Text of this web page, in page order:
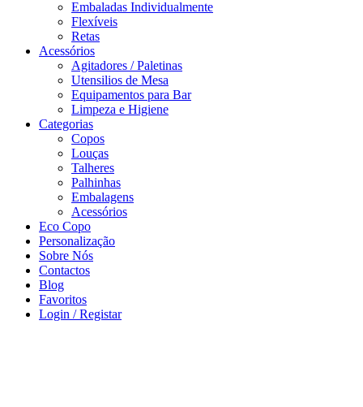
Embaladas Individualmente
Flexíveis
Retas
Acessórios
Agitadores / Paletinas
Utensilios de Mesa
Equipamentos para Bar
Limpeza e Higiene
Categorias
Copos
Louças
Talheres
Palhinhas
Embalagens
Acessórios
Eco Copo
Personalização
Sobre Nós
Contactos
Blog
Favoritos
Login / Registar